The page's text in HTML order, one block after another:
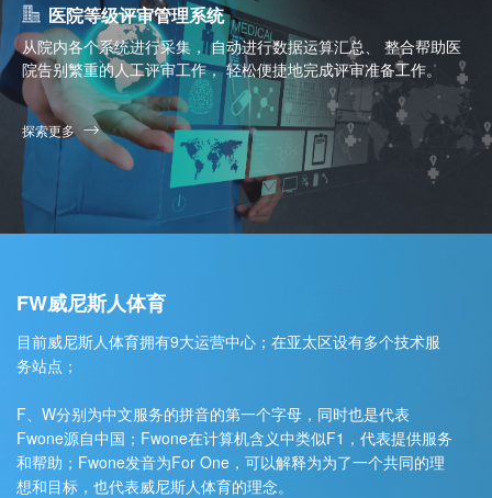
医院等级评审管理系统
从院内各个系统进行采集， 自动进行数据运算汇总、 整合帮助医
院告别繁重的人工评审工作， 轻松便捷地完成评审准备工作。
探索更多
FW威尼斯人体育
目前威尼斯人体育拥有9大运营中心；在亚太区设有多个技术服
务站点；
F、W分别为中文服务的拼音的第一个字母，同时也是代表
Fwone源自中国；Fwone在计算机含义中类似F1，代表提供服务
和帮助；Fwone发音为For One，可以解释为为了一个共同的理
想和目标，也代表威尼斯人体育的理念。